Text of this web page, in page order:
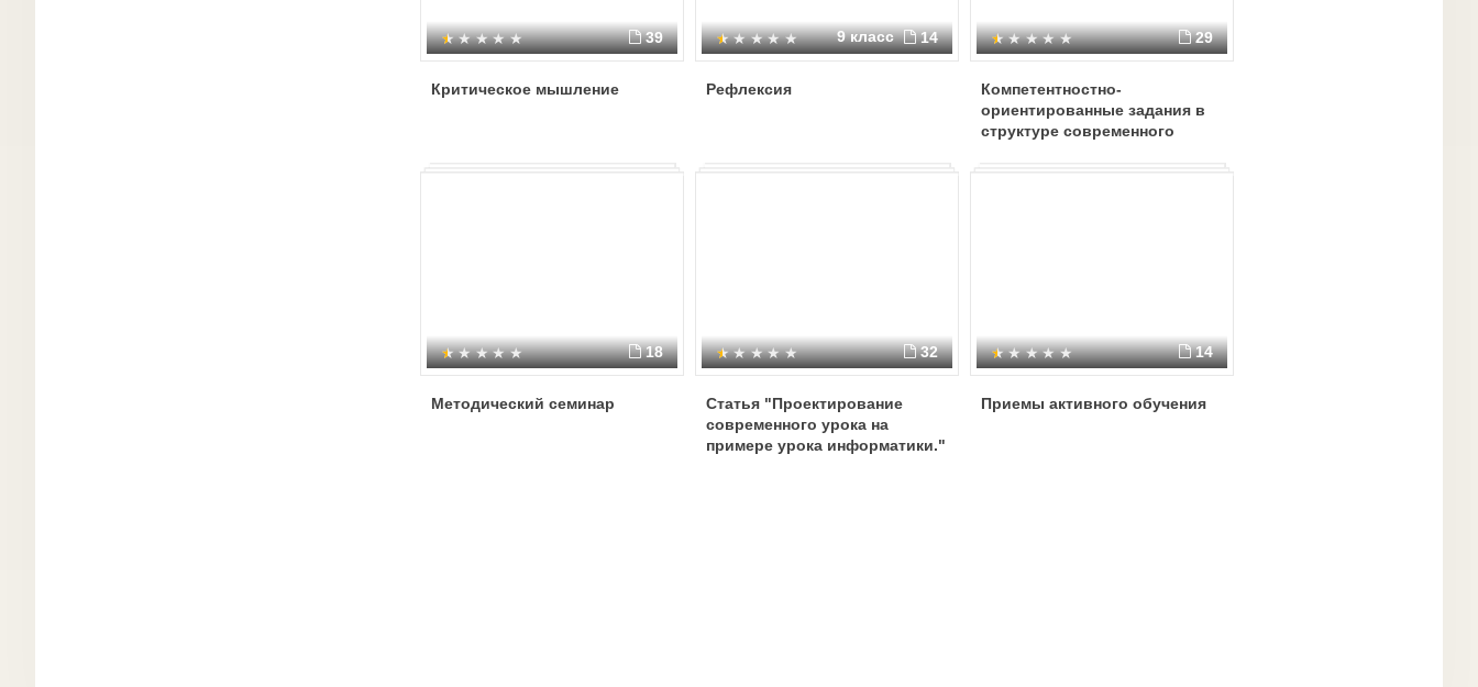
39
Критическое мышление
9 класс 14
Рефлексия
29
Компетентностно-
ориентированные задания в
структуре современного
18
Методический семинар
32
Статья "Проектирование
современного урока на
примере урока информатики."
14
Приемы активного обучения